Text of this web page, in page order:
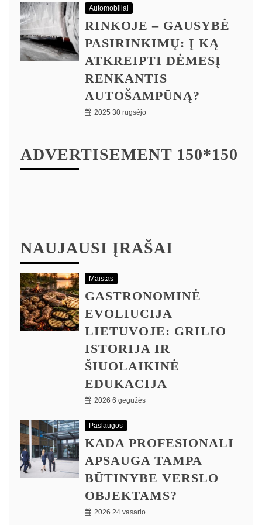
Automobiliai
RINKOJE – GAUSYBĖ
PASIRINKIMŲ: Į KĄ
ATKREIPTI DĖMESĮ
RENKANTIS
AUTOŠAMPŪNĄ?
2025 30 rugsėjo
ADVERTISEMENT 150*150
NAUJAUSI ĮRAŠAI
Maistas
GASTRONOMINĖ
EVOLIUCIJA
LIETUVOJE: GRILIO
ISTORIJA IR
ŠIUOLAIKINĖ
EDUKACIJA
2026 6 gegužės
Paslaugos
KADA PROFESIONALI
APSAUGA TAMPA
BŪTINYBE VERSLO
OBJEKTAMS?
2026 24 vasario